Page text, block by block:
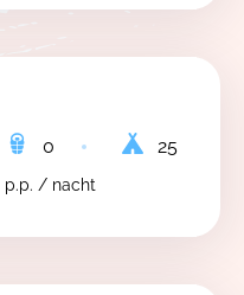
0
25
p.p. / nacht